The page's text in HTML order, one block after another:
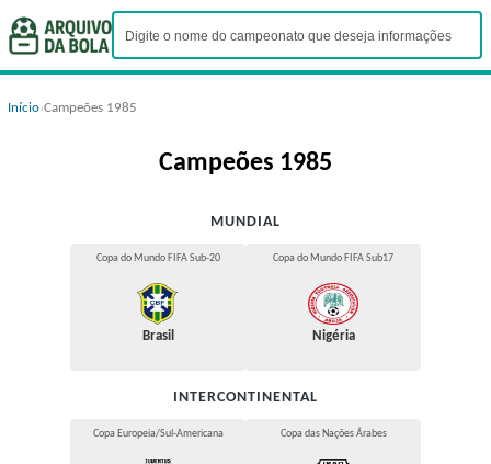
Início›Campeões 1985
Campeões 1985
MUNDIAL
Copa do Mundo FIFA Sub-20
Brasil
Copa do Mundo FIFA Sub17
Nigéria
INTERCONTINENTAL
Copa Europeia/Sul-Americana Copa das Nações Árabes